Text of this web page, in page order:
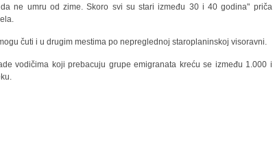
ne umru od zime. Skoro svi su stari između 30 i 40 godina" priča
čuti i u drugim mestima po nepreglednoj staroplaninskoj visoravni.
vodičima koji prebacuju grupe emigranata kreću se između 1.000 i